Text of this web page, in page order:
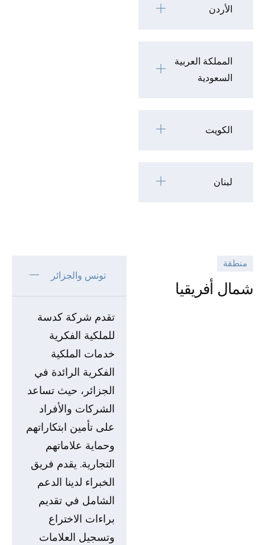
الأردن
المملكة العربية
السعودية
الكويت
لبنان
منطقة
شمال أفريقيا
تونس والجزائر
تقدم شركة كدسة
للملكية الفكرية
خدمات الملكية
الفكرية الرائدة في
الجزائر، حيث تساعد
الشركات والأفراد
على تأمين ابتكاراتهم
وحماية علاماتهم
التجارية. يقدم فريق
الخبراء لدينا الدعم
الشامل في تقديم
براءات الاختراع
وتسجيل العلامات